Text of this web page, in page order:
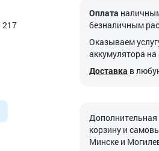
217
Оплата
безналичным
Оказываем
аккумулятора
Доставка в
Дополнительная
корзину и
Минске и